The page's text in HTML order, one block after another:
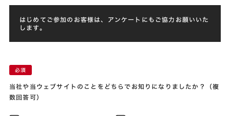
はじめてご参加のお客様は、アンケートにもご協力お願いいた
します。
当社や当ウェブサイトのことをどちらでお知りになりましたか？（複
数回答可）